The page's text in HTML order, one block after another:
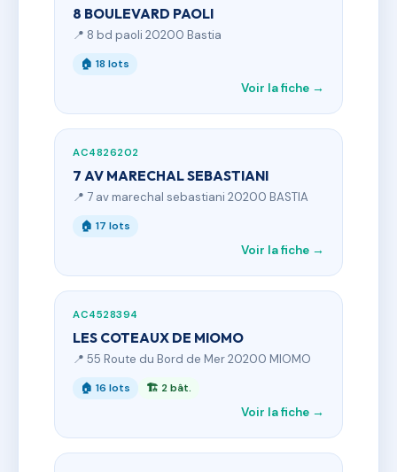
8 BOULEVARD PAOLI
📍 8 bd paoli 20200 Bastia
🏠 18 lots
Voir la fiche →
AC4826202
7 AV MARECHAL SEBASTIANI
📍 7 av marechal sebastiani 20200 BASTIA
🏠 17 lots
Voir la fiche →
AC4528394
LES COTEAUX DE MIOMO
📍 55 Route du Bord de Mer 20200 MIOMO
🏠 16 lots 🏗 2 bât.
Voir la fiche →